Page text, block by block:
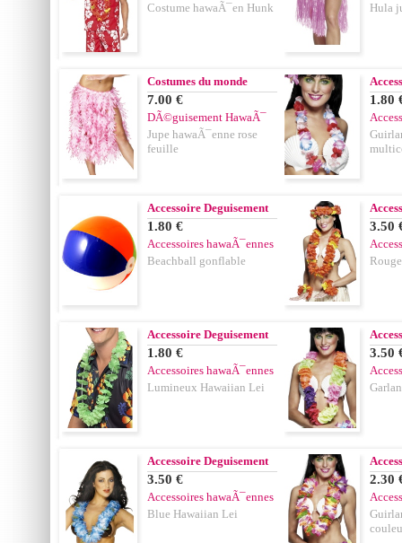
Costume hawaÃ¯en Hunk
Hula
Costumes du monde
7.00 €
DÃ©guisement HawaÃ¯
Jupe hawaÃ¯enne rose
feuille
1.80
Accessoire Deguisement
1.80 €
Accessoires hawaÃ¯ennes
Beachball gonflable
3.50
Accessoire Deguisement
1.80 €
Accessoires hawaÃ¯ennes
Lumineux Hawaiian Lei
3.50
Accessoire Deguisement
3.50 €
Accessoires hawaÃ¯ennes
Blue Hawaiian Lei
2.30